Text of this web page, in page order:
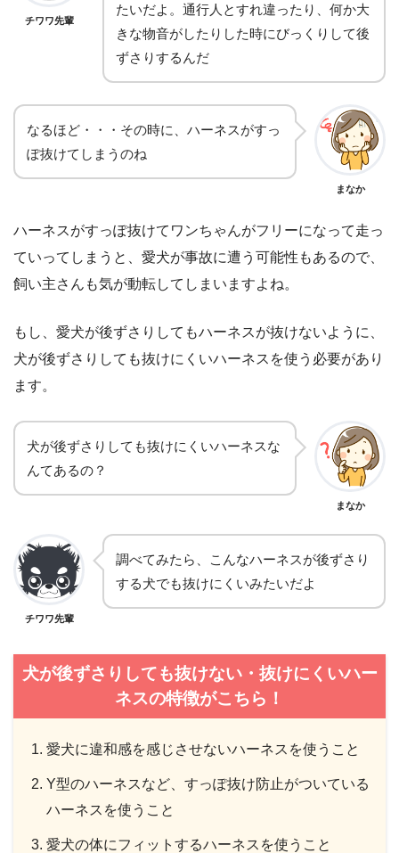
チワワ先輩
たいだよ。通行人とすれ違ったり、何か大
きな物音がしたりした時にびっくりして後
ずさりするんだ
なるほど・・・その時に、ハーネスがすっ
ぽ抜けてしまうのね
まなか
ハーネスがすっぽ抜けてワンちゃんがフリーになって走っ
ていってしまうと、愛犬が事故に遭う可能性もあるので、
飼い主さんも気が動転してしまいますよね。
もし、愛犬が後ずさりしてもハーネスが抜けないように、
犬が後ずさりしても抜けにくいハーネスを使う必要があり
ます。
犬が後ずさりしても抜けにくいハーネスな
んてあるの？
まなか
チワワ先輩
調べてみたら、こんなハーネスが後ずさり
する犬でも抜けにくいみたいだよ
犬が後ずさりしても抜けない・抜けにくいハー
ネスの特徴がこちら！
愛犬に違和感を感じさせないハーネスを使うこと
Y型のハーネスなど、すっぽ抜け防止がついている
ハーネスを使うこと
愛犬の体にフィットするハーネスを使うこと